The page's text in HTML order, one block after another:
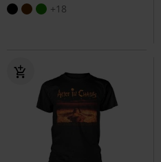
+18